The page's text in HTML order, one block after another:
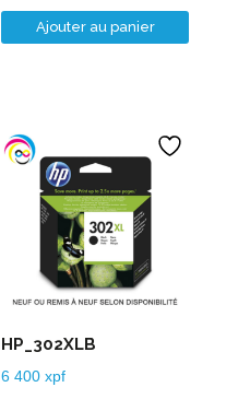
de
HP_301XLCoul
Ajouter au panier
HP_302XLB
6 400xpf